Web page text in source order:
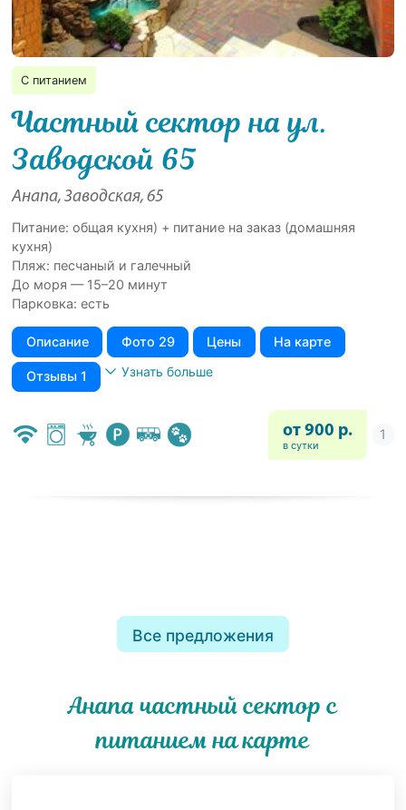
С питанием
Частный сектор на ул.
Заводской 65
Анапа, Заводская, 65
Питание: общая кухня) + питание на заказ (домашняя
кухня)
Пляж: песчаный и галечный
До моря — 15–20 минут
Парковка: есть
Описание Фото 29 Цены На карте
Отзывы 1 Узнать больше
от 900 р.
в сутки
Все предложения
Анапа частный сектор с
питанием на карте